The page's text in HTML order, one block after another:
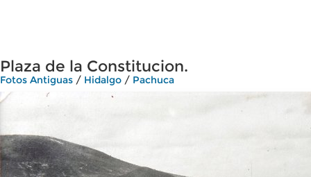
Plaza de la Constitucion.
Fotos Antiguas / Hidalgo / Pachuca